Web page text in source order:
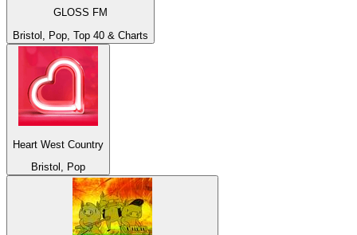
GLOSS FM
Bristol, Pop, Top 40 & Charts
Heart West Country
Bristol, Pop